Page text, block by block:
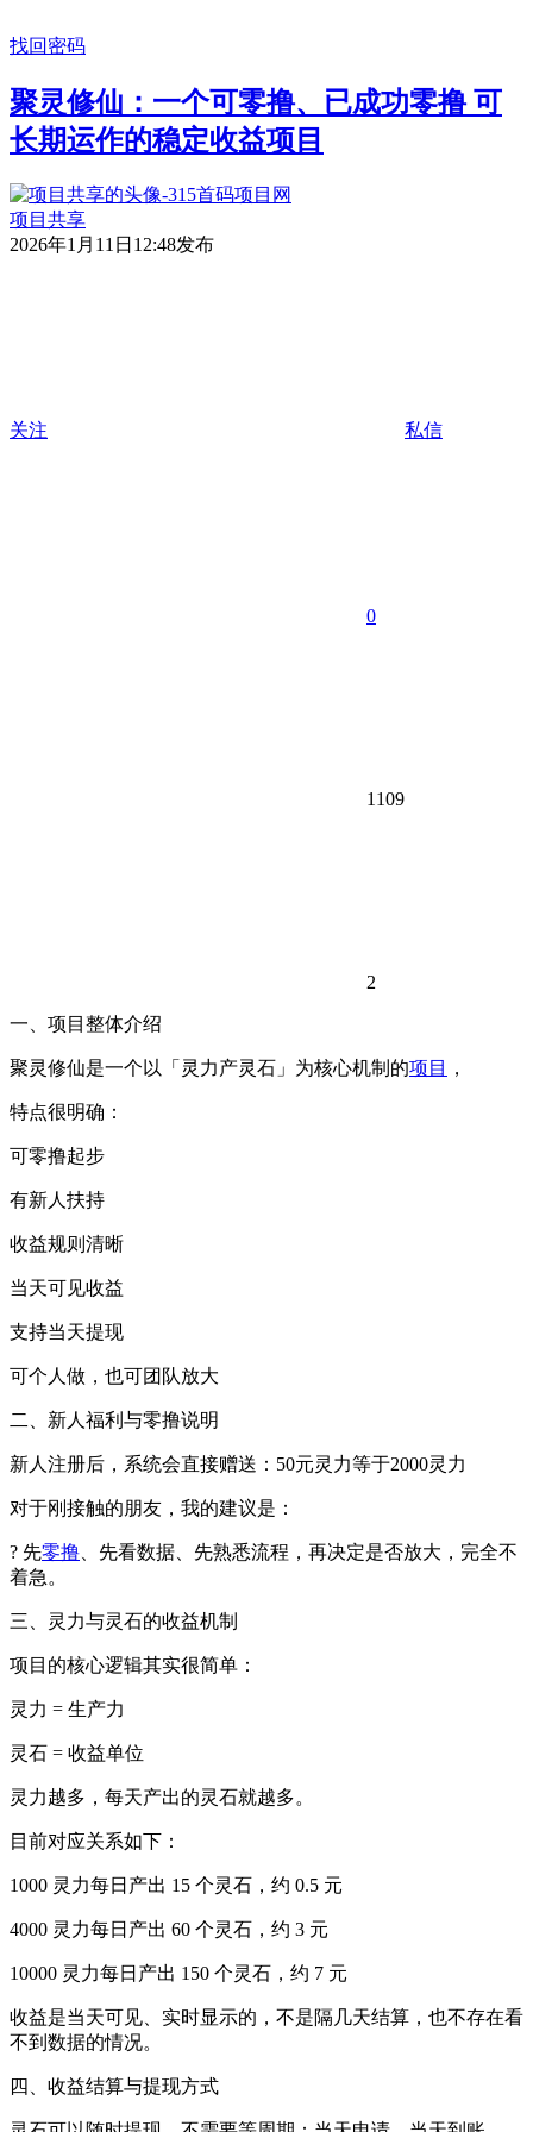
找回密码
聚灵修仙：一个可零撸、已成功零撸 可
长期运作的稳定收益项目
项目共享
2026年1月11日12:48发布
关注 私信
0
1109
2
一、项目整体介绍
聚灵修仙是一个以「灵力产灵石」为核心机制的项目 ，
特点很明确：
可零撸起步
有新人扶持
收益规则清晰
当天可见收益
支持当天提现
可个人做，也可团队放大
二、新人福利与零撸说明
新人注册后，系统会直接赠送：50元灵力等于2000灵力
对于刚接触的朋友，我的建议是：
? 先零撸 、先看数据、先熟悉流程，再决定是否放大，完全不
着急。
三、灵力与灵石的收益机制
项目的核心逻辑其实很简单：
灵力 = 生产力
灵石 = 收益单位
灵力越多，每天产出的灵石就越多。
目前对应关系如下：
1000 灵力每日产出 15 个灵石，约 0.5 元
4000 灵力每日产出 60 个灵石，约 3 元
10000 灵力每日产出 150 个灵石，约 7 元
收益是当天可见、实时显示的，不是隔几天结算，也不存在看
不到数据的情况。
四、收益结算与提现方式